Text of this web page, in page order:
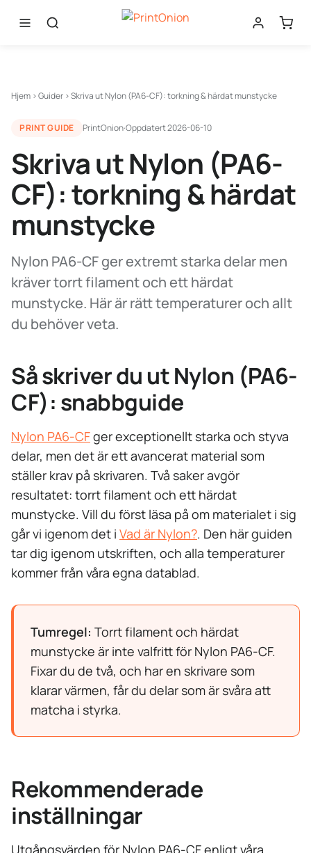
Hjem ›Guider ›Skriva ut Nylon (PA6-CF): torkning & härdat munstycke
PRINT GUIDE PrintOnion·Oppdatert2026-06-10
Skriva ut Nylon (PA6-
CF): torkning & härdat
munstycke
Nylon PA6-CF ger extremt starka delar men
kräver torrt filament och ett härdat
munstycke. Här är rätt temperaturer och allt
du behöver veta.
Så skriver du ut Nylon (PA6-
CF): snabbguide
Nylon PA6-CFger exceptionellt starka och styva
delar, men det är ett avancerat material som
ställer krav på skrivaren. Två saker avgör
resultatet: torrt filament och ett härdat
munstycke. Vill du först läsa på om materialet i sig
går vi igenom det i Vad är Nylon?. Den här guiden
tar dig igenom utskriften, och alla temperaturer
kommer från våra egna datablad.
Tumregel: Torrt filament och härdat
munstycke är inte valfritt för Nylon PA6-CF.
Fixar du de två, och har en skrivare som
klarar värmen, får du delar som är svåra att
matcha i styrka.
Rekommenderade
inställningar
Utgångsvärden för Nylon PA6-CF enligt våra